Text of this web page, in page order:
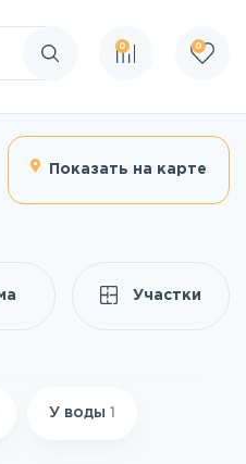
Поиск по сайту
0 0
Показать на карте
Участки
У воды 1